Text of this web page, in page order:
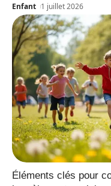
Enfant 1 juillet 2026
Éléments clés pour